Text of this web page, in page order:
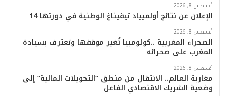
م
أغسطس 8, 2026
الإعلان عن نتائج أولمبياد تيفيناغ الوطنية في دورتها 14
أغسطس 8, 2026
الصحراء المغربية ..كولومبيا تُغير موقفها وتعترف بسيادة
المغرب على صحرائه
أغسطس 8, 2026
مغاربة العالم.. الانتقال من منطق “التحويلات المالية” إلى
وضعية الشريك الاقتصادي الفاعل